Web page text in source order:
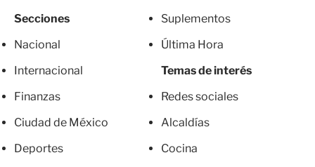
Secciones
Nacional
Internacional
Finanzas
Ciudad de México
Deportes
Suplementos
Última Hora
Temas de interés
Redes sociales
Alcaldías
Cocina